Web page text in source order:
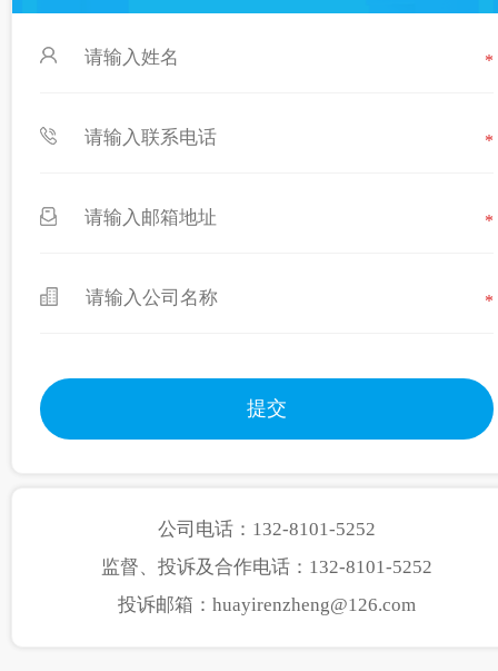
*
*
*
*
公司电话：132-8101-5252
监督、投诉及合作电话：132-8101-5252
投诉邮箱：huayirenzheng@126.com